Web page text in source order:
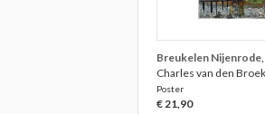
Breukelen
Charles van den Broek
Poster
€ 21,90